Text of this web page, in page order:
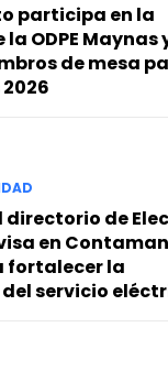
participa en la
ODPE Maynas
de mesa
directorio de
en
fortalecer la
servicio